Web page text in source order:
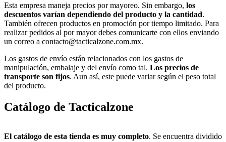
Esta empresa maneja precios por mayoreo. Sin embargo, los
descuentos varían dependiendo del producto y la cantidad.
También ofrecen productos en promoción por tiempo limitado. Para
realizar pedidos al por mayor debes comunicarte con ellos enviando
un correo a contacto@tacticalzone.com.mx.
Los gastos de envío están relacionados con los gastos de
manipulación, embalaje y del envío como tal. Los precios de
transporte son fijos. Aun así, este puede variar según el peso total
del producto.
Catálogo de Tacticalzone
El catálogo de esta tienda es muy completo. Se encuentra dividido